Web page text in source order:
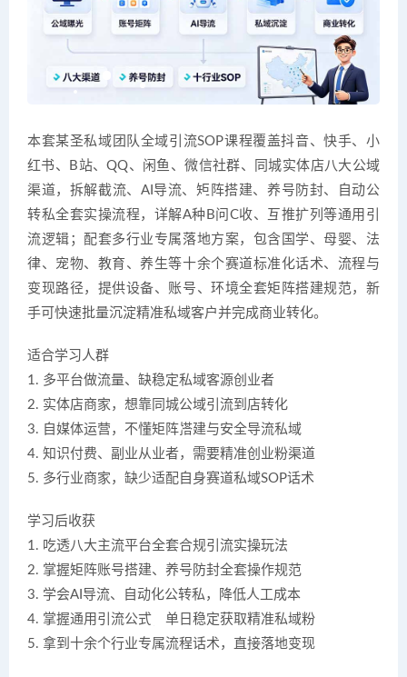
本套某圣私域团队全域引流SOP课程覆盖抖音、快手、小
红书、B站、QQ、闲鱼、微信社群、同城实体店八大公域
渠道，拆解截流、AI导流、矩阵搭建、养号防封、自动公
转私全套实操流程，详解A种B问C收、互推扩列等通用引
流逻辑；配套多行业专属落地方案，包含国学、母婴、法
律、宠物、教育、养生等十余个赛道标准化话术、流程与
变现路径，提供设备、账号、环境全套矩阵搭建规范，新
手可快速批量沉淀精准私域客户并完成商业转化。
适合学习人群
1. 多平台做流量、缺稳定私域客源创业者
2. 实体店商家，想靠同城公域引流到店转化
3. 自媒体运营，不懂矩阵搭建与安全导流私域
4. 知识付费、副业从业者，需要精准创业粉渠道
5. 多行业商家，缺少适配自身赛道私域SOP话术
学习后收获
1. 吃透八大主流平台全套合规引流实操玩法
2. 掌握矩阵账号搭建、养号防封全套操作规范
3. 学会AI导流、自动化公转私，降低人工成本
4. 掌握通用引流公式，单日稳定获取精准私域粉
5. 拿到十余个行业专属流程话术，直接落地变现